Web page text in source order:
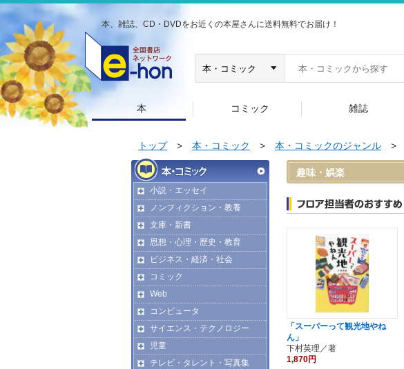
本、雑誌、CD・DVDをお近くの本屋さんに送料無料でお届け！
本 コミック 雑誌
トップ> 本・コミック > 本・コミックのジャンル >
小説・エッセイ
ノンフィクション・教養
文庫・新書
思想・心理・歴史・教育
ビジネス・経済・社会
コミック
Web
コンピュータ
サイエンス・テクノロジー
児童
テレビ・タレント・写真集
趣味・娯楽
「スーパーって観光地やね
ん」
下村英理／著
1,870円